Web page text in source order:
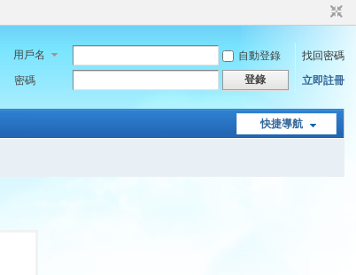
用戶名 自動登錄
找回密碼
密碼
登錄 立即註冊
快捷導航